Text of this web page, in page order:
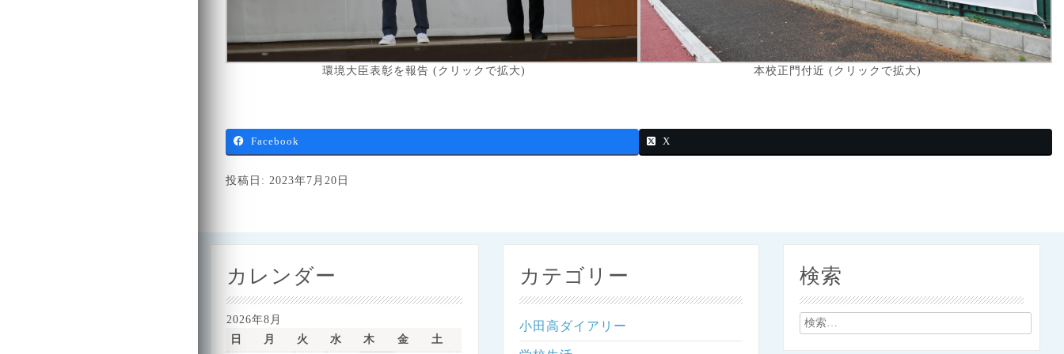
環境大臣表彰を報告 (クリックで拡大) 本校正門付近 (クリックで拡大)
Facebook X
投稿日: 2023年7月20日
カレンダー
2026年8月
日
月 火 水 木 金 土
カテゴリー
小田高ダイアリー
検索
検
索: